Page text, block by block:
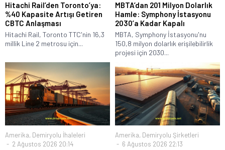
Hitachi Rail’den Toronto’ya:
%40 Kapasite Artışı Getiren
CBTC Anlaşması
Hitachi Rail, Toronto TTC'nin 16,3
millik Line 2 metrosu için...
MBTA’dan 201 Milyon Dolarlık
Hamle: Symphony İstasyonu
2030’a Kadar Kapalı
MBTA, Symphony İstasyonu'nu
150,8 milyon dolarlık erişilebilirlik
projesi için 2030...
Amerika, Demiryolu İhaleleri
2 Ağustos 2026 20:14
Amerika, Demiryolu Şirketleri
6 Ağustos 2026 22:13